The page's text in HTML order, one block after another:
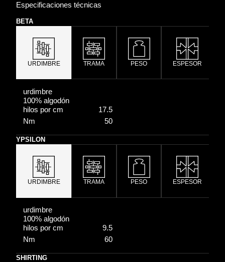
Especificaciones técnicas
BETA
URDIMBRE TRAMA PESO ESPESOR
urdimbre
100% algodón
hilos por cm
17.5
Nm
50
YPSILON
URDIMBRE TRAMA PESO ESPESOR
urdimbre
100% algodón
hilos por cm
9.5
Nm
60
SHIRTING